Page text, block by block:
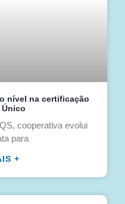
nível na certificação
Único
cooperativa evolui
para
+